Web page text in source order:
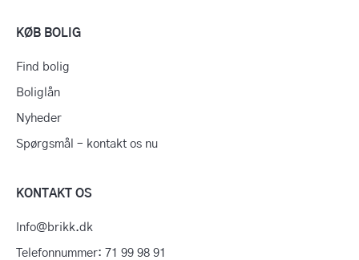
KØB BOLIG
Find bolig
Boliglån
Nyheder
Spørgsmål – kontakt os nu
KONTAKT OS
Info@brikk.dk
Telefonnummer: 71 99 98 91